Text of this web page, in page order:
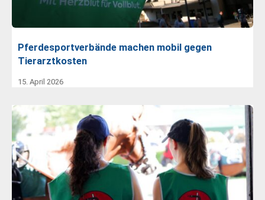
Pferdesportverbände machen mobil gegen
Tierarztkosten
15. April 2026